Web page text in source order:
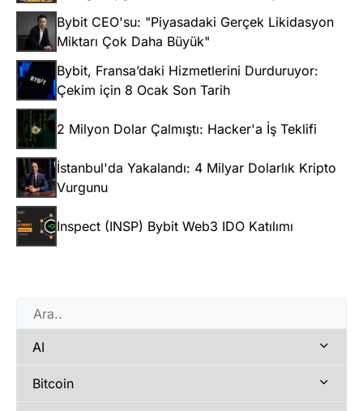
Bybit CEO'su: "Piyasadaki Gerçek Likidasyon
Miktarı Çok Daha Büyük"
Bybit, Fransa’daki Hizmetlerini Durduruyor:
Çekim için 8 Ocak Son Tarih
2 Milyon Dolar Çalmıştı: Hacker'a İş Teklifi
İstanbul'da Yakalandı: 4 Milyar Dolarlık Kripto
Vurgunu
Inspect (INSP) Bybit Web3 IDO Katılımı
AI
Bitcoin